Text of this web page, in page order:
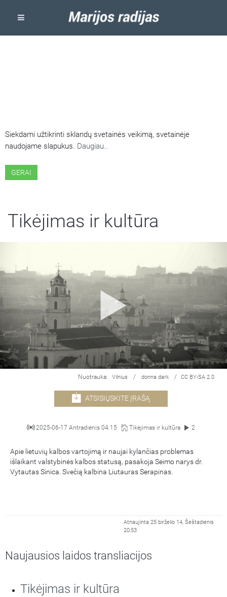
Siekdami užtikrinti sklandų svetainės veikimą, svetainėje
naudojame slapukus. Daugiau..
GERAI
Tikėjimas ir kultūra
Nuotrauka: Vilnius / .donna.dark / CC BY-SA 2.0
ATSISIŲSKITE ĮRAŠĄ
2025-06-17 Antradienis 04:15 Tikėjimas ir kultūra 2
Apie lietuvių kalbos vartojimą ir naujai kylančias problemas
išlaikant valstybinės kalbos statusą, pasakoja Seimo narys dr.
Vytautas Sinica. Svečią kalbina Liutauras Serapinas.
Atnaujinta 25 birželio 14, Šeštadienis
20:53
Naujausios laidos transliacijos
Tikėjimas ir kultūra